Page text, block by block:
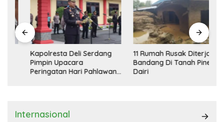
Kapolresta Deli Serdang
Pimpin Upacara
Peringatan Hari Pahlawan
11 Rumah Rusak Diterjang
Bandang Di Tanah Pinem
Dairi
Internasional